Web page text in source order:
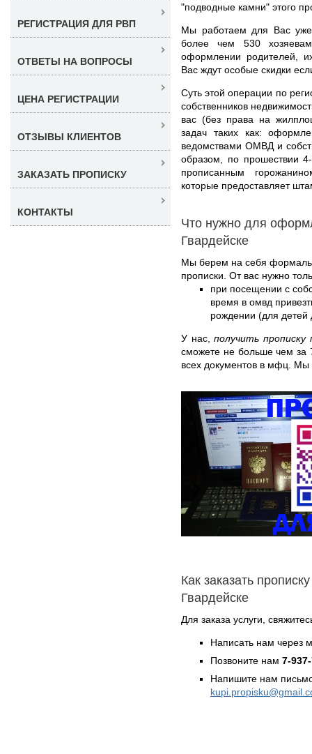
"подводные камни" этого
Мы работаем для Вас
более чем 530
оформлении родителей,
Вас ждут особые скидки
Суть этой операции по
собственников
вас (без права на
задач таких как:
ведомствами ОМВД и
образом, по прошествии
прописанным
которые предоставляет
Что нужно для
Гвардейске
Мы берем на себя
прописки. От вас нужно
при посещении с
время в омвд
рождении (для детей
У нас,получить
сможете не больше чем за
всех документов в мфц. Мы
Как заказать
Гвардейске
Для заказа услуги,
Написать нам через
Позвоните нам 7-
Напишите нам
РЕГИСТРАЦИЯ ДЛЯ РВП
ОТВЕТЫ НА ВОПРОСЫ
ЦЕНА РЕГИСТРАЦИИ
ОТЗЫВЫ КЛИЕНТОВ
ЗАКАЗАТЬ ПРОПИСКУ
КОНТАКТЫ